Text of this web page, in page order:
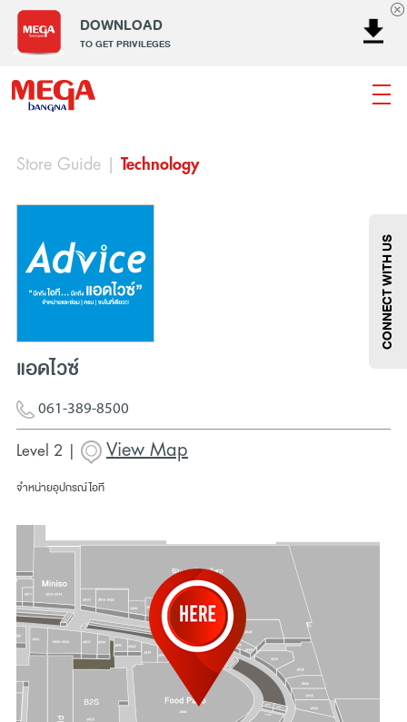
DOWNLOAD
TO GET PRIVILEGES
ธนาคาร ร้านอาหาร เอ็นเตอร์เทนเม้นท์
แกดเจ็ตและเทคโนโลยี
CONNECT WITH US
Store Guide| Technology
แอดไวซ์
061-389-8500
Level 2 | View Map
จำหน่ายอุปกรณ์ไอที